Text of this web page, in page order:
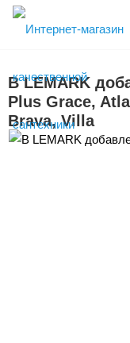
В LEMARK
Plus Grace,
Brava, Villa